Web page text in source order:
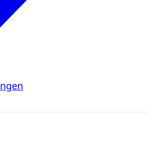
maar
welkom. Het is heel
een stembureau hebt dat
dit geval gebarentaal."
op een verkiezingsdag. Zij
plaatsvervangend